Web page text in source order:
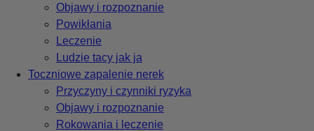
Objawy i rozpoznanie
Powikłania
Leczenie
Ludzie tacy jak ja
Toczniowe zapalenie nerek
Przyczyny i czynniki ryzyka
Objawy i rozpoznanie
Rokowania i leczenie